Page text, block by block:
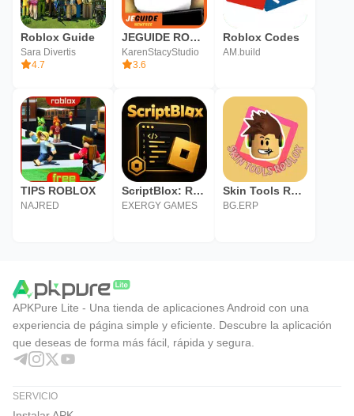
Roblox Guide
Sara Divertis
4.7
JEGUIDE ROBLOX
KarenStacyStudio
3.6
Roblox Codes
AM.build
TIPS ROBLOX
NAJRED
ScriptBlox: Roblox Scripts
EXERGY GAMES
Skin Tools Roblox
BG.ERP
APKPure Lite - Una tienda de aplicaciones Android con una
experiencia de página simple y eficiente. Descubre la aplicación
que deseas de forma más fácil, rápida y segura.
SERVICIO